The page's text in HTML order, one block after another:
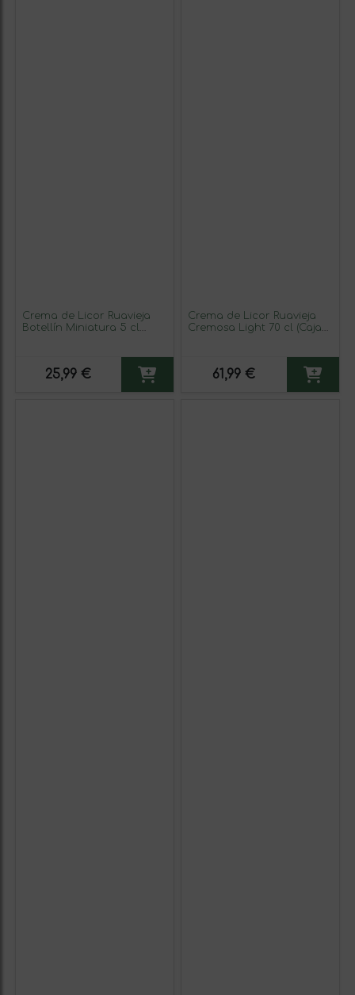
Crema de Licor Ruavieja
Botellín Miniatura 5 cl
25,99 €
Crema de Licor Ruavieja
Cremosa Light 70 cl (Caja
61,99 €